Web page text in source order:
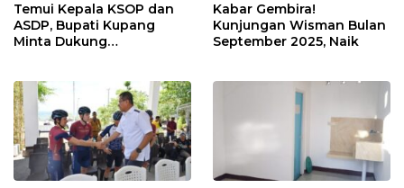
Temui Kepala KSOP dan
ASDP, Bupati Kupang
Minta Dukung
Keduanya
Kabar Gembira!
Kunjungan Wisman Bulan
September 2025, Naik